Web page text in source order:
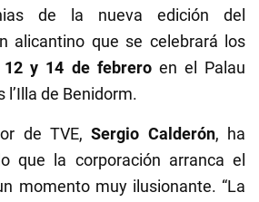
de la nueva edición del
alicantino que se celebrará los
12 y 14 de febreroen el Palau
l’Illa de Benidorm.
de TVE,Sergio Calderón, ha
que la corporación arranca el
momento muy ilusionante. “La